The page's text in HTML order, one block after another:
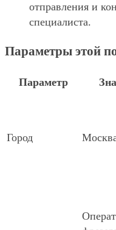
отправления и
специалиста.
Параметры этой
Параметр
Город